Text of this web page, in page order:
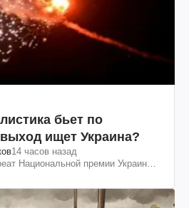
бьет по
ищет Украина?
14 часов назад
Национальной премии Украины